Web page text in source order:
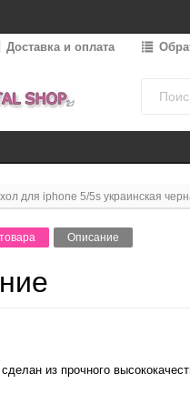
Доставка и оплата
для iphone 5/5s украинская
Описание
из прочного